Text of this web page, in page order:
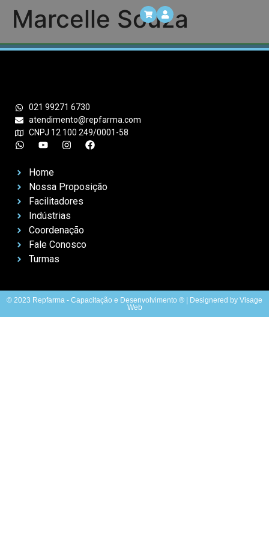
Marcelle Souza
021 99271 6730
atendimento@repfarma.com
CNPJ 12 100 249/0001-58
Home
Nossa Proposição
Facilitadores
Indústrias
Coordenação
Fale Conosco
Turmas
© 2023 Repfarma - Capacitação e Desenvolvimento ® | Designered by Visage
Web